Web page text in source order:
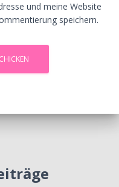
und meine Website
speichern.